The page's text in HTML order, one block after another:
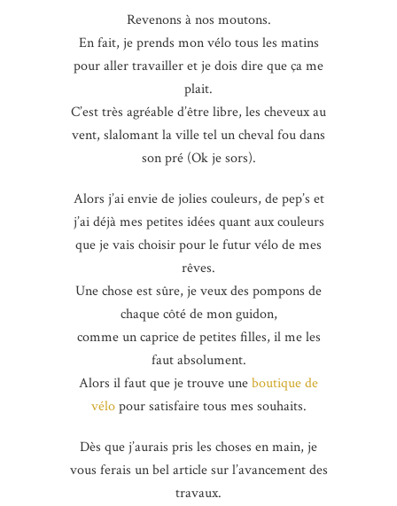
Revenons à nos moutons.
En fait, je prends mon vélo tous les matins
pour aller travailler et je dois dire que ça me
plait.
C’est très agréable d’être libre, les cheveux au
vent, slalomant la ville tel un cheval fou dans
son pré (Ok je sors).
Alors j’ai envie de jolies couleurs, de pep’s et
j’ai déjà mes petites idées quant aux couleurs
que je vais choisir pour le futur vélo de mes
rêves.
Une chose est sûre, je veux des pompons de
chaque côté de mon guidon,
comme un caprice de petites filles, il me les
faut absolument.
Alors il faut que je trouve uneboutique de
vélopour satisfaire tous mes souhaits.
Dès que j’aurais pris les choses en main, je
vous ferais un bel article sur l’avancement des
travaux.